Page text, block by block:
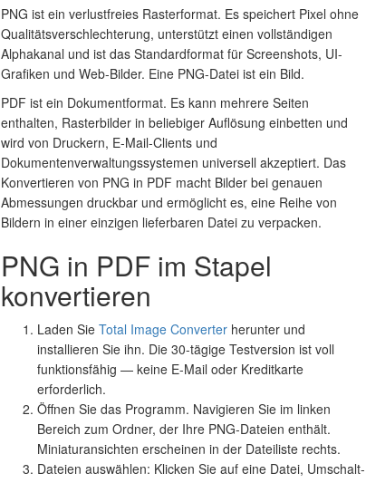
PNG ist ein verlustfreies Rasterformat. Es speichert Pixel ohne
Qualitätsverschlechterung, unterstützt einen vollständigen
Alphakanal und ist das Standardformat für Screenshots, UI-
Grafiken und Web-Bilder. Eine PNG-Datei ist ein Bild.
PDF ist ein Dokumentformat. Es kann mehrere Seiten
enthalten, Rasterbilder in beliebiger Auflösung einbetten und
wird von Druckern, E-Mail-Clients und
Dokumentenverwaltungssystemen universell akzeptiert. Das
Konvertieren von PNG in PDF macht Bilder bei genauen
Abmessungen druckbar und ermöglicht es, eine Reihe von
Bildern in einer einzigen lieferbaren Datei zu verpacken.
PNG in PDF im Stapel
konvertieren
Laden Sie Total Image Converter herunter und
installieren Sie ihn. Die 30-tägige Testversion ist voll
funktionsfähig — keine E-Mail oder Kreditkarte
erforderlich.
Öffnen Sie das Programm. Navigieren Sie im linken
Bereich zum Ordner, der Ihre PNG-Dateien enthält.
Miniaturansichten erscheinen in der Dateiliste rechts.
Dateien auswählen: Klicken Sie auf eine Datei, Umschalt-